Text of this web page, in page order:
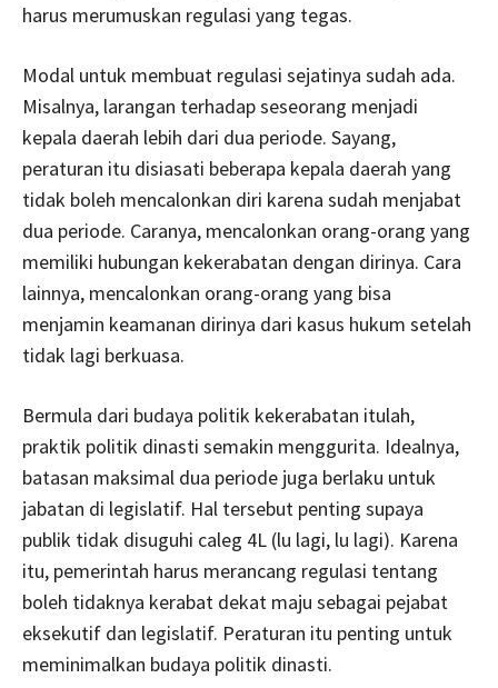
harus merumuskan regulasi yang tegas.
Modal untuk membuat regulasi sejatinya sudah ada.
Misalnya, larangan terhadap seseorang menjadi
kepala daerah lebih dari dua periode. Sayang,
peraturan itu disiasati beberapa kepala daerah yang
tidak boleh mencalonkan diri karena sudah menjabat
dua periode. Caranya, mencalonkan orang-orang yang
memiliki hubungan kekerabatan dengan dirinya. Cara
lainnya, mencalonkan orang-orang yang bisa
menjamin keamanan dirinya dari kasus hukum setelah
tidak lagi berkuasa.
Bermula dari budaya politik kekerabatan itulah,
praktik politik dinasti semakin menggurita. Idealnya,
batasan maksimal dua periode juga berlaku untuk
jabatan di legislatif. Hal tersebut penting supaya
publik tidak disuguhi caleg 4L (lu lagi, lu lagi). Karena
itu, pemerintah harus merancang regulasi tentang
boleh tidaknya kerabat dekat maju sebagai pejabat
eksekutif dan legislatif. Peraturan itu penting untuk
meminimalkan budaya politik dinasti.